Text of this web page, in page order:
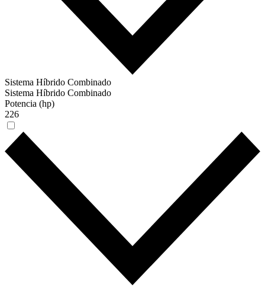
Sistema Híbrido Combinado
Sistema Híbrido Combinado
Potencia (hp)
226